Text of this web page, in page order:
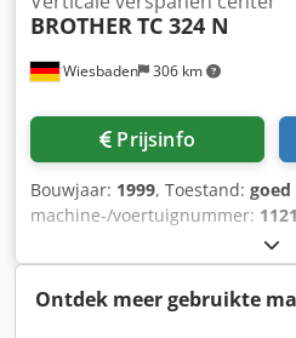
Wiesbaden 306 km
BROTHER TC 324 N
Prijsinfo
Bouwjaar: 1999, Toestand:
machine-/voertuignummer:
500 mm Reizen x / y / z: 420/300/
Spindelbevestiging: BT 30 klein
spindel: Spiltoerentallen: ca. 10
- 10000 mm / min. Dwsdpfx
Ontdek meer gebruikte